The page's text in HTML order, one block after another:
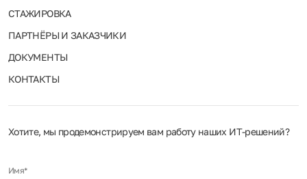
СТАЖИРОВКА
ПАРТНЁРЫ И ЗАКАЗЧИКИ
ДОКУМЕНТЫ
КОНТАКТЫ
Хотите, мы продемонстрируем вам работу наших ИТ‑решений?
Имя*